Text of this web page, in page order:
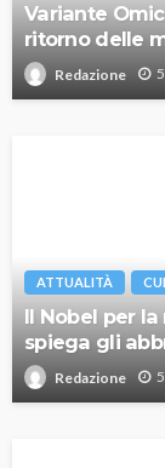
Variante
ritorno delle
Redazione
ATTUALITÀ
Il Nobel per
spiega gli
Redazione